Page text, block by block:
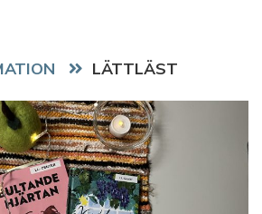
LÄTTLÄST